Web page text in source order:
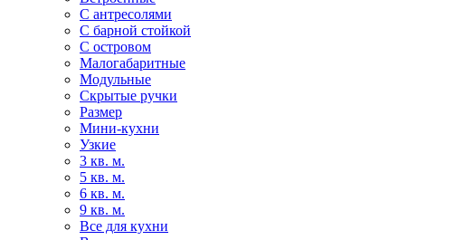
С антресолями
С барной стойкой
С островом
Малогабаритные
Модульные
Скрытые ручки
Размер
Мини-кухни
Узкие
3 кв. м.
5 кв. м.
6 кв. м.
9 кв. м.
Все для кухни